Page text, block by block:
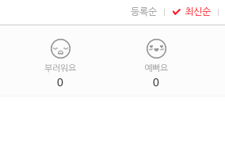
등록순 최신순
부러워요
0
예뻐요
0